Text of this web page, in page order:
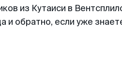
из Кутаиси в
и обратно, если уже